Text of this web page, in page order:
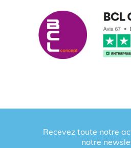
Recevez toute notre
notre